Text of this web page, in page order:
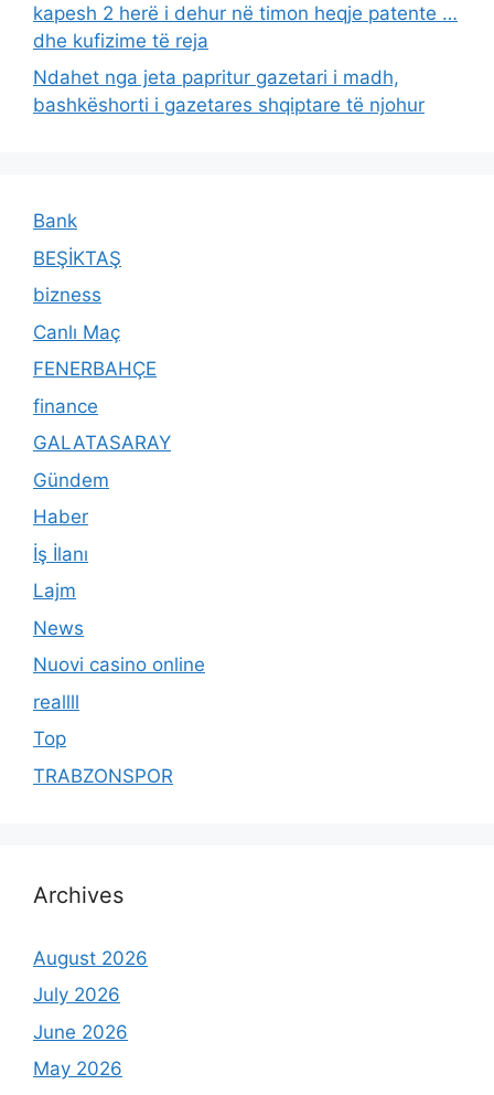
kapesh 2 herë i dehur në timon heqje patente …
dhe kufizime të reja
Ndahet nga jeta papritur gazetari i madh,
bashkëshorti i gazetares shqiptare të njohur
Bank
BEŞİKTAŞ
bizness
Canlı Maç
FENERBAHÇE
finance
GALATASARAY
Gündem
Haber
İş İlanı
Lajm
News
Nuovi casino online
reallll
Top
TRABZONSPOR
Archives
August 2026
July 2026
June 2026
May 2026